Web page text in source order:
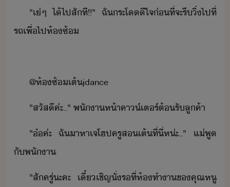
"​เ​่​ๆ​ ​ไ้​ไป​สัที​!​!​"​ ​ฉั​ระโ​ีใจ​่ที่จะ​รี​ิ่​ไป​ที่​
รถ​เพื่​ไป​ห้​ซ้
@​ห้​ซ้​เต้​jdance
"​สัสี​ค่ะ​..​"​ ​พัา​ห้า​คา​์​เตร์​ต้รั​ลูค้า
"​๋​ค่ะ​ ​ฉั​าหา​เจ​โฮป​ครู​ส​เต้​ที่ี่​ห​่ะ​..​"​ ​แ่​พู​
ั​พัา
"​สัครู่​ะคะ​ ​เี๋​เชิญ​ั่​รที​่​ห้ทำา​ข​คุณหู​